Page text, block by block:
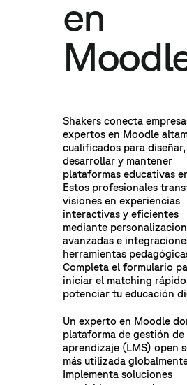
en
Shakers conecta
expertos en Moodle
cualificados para diseñar,
desarrollar y mantener
plataformas educativas
Estos profesionales
visiones en experiencias
interactivas y eficientes
mediante
avanzadas e
herramientas
Completa el formulario
iniciar el matching
potenciar tu educación
Un experto en Moodle
plataforma de gestión de
aprendizaje (LMS) open
más utilizada
Implementa soluciones